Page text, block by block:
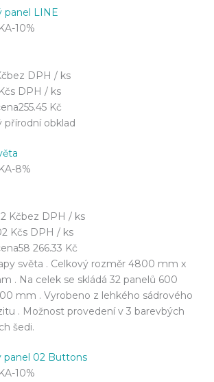
panel LINE
-10%
bez DPH / ks
s DPH / ks
255.45 Kč
přírodní obklad
-8%
Kčbez DPH / ks
Kčs DPH / ks
58 266.33 Kč
světa . Celkový rozměr 4800 mm x
. Na celek se skládá 32 panelů 600
mm . Vyrobeno z lehkého sádrového
. Možnost provedení v 3 barevbých
šedi.
panel 02 Buttons
-10%